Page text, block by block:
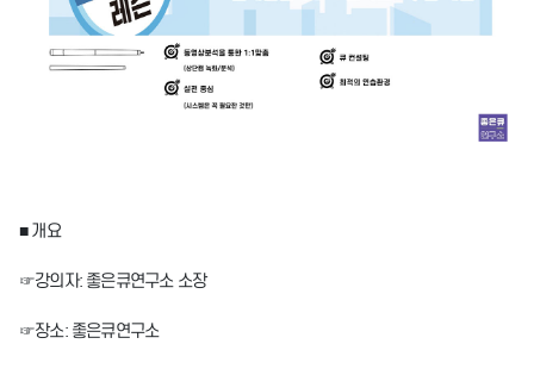
■ 개요
☞강의자: 좋은큐연구소 소장
☞장소: 좋은큐연구소